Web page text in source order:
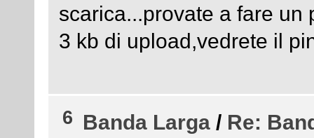
scarica...provate a fare
3 kb di upload,vedrete il
6 Banda Larga / Re: